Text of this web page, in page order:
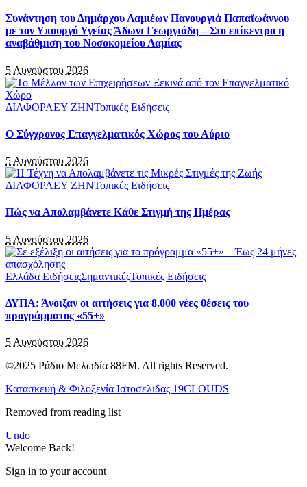
Συνάντηση του Δημάρχου Λαμιέων Πανουργιά Παπαϊωάννου
με τον Υπουργό Υγείας Άδωνι Γεωργιάδη – Στο επίκεντρο η
αναβάθμιση του Νοσοκομείου Λαμίας
5 Αυγούστου 2026
ΔΙΑΦΟΡΑΕΥ ΖΗΝΤοπικές Ειδήσεις
Ο Σύγχρονος Επαγγελματικός Χώρος του Αύριο
5 Αυγούστου 2026
ΔΙΑΦΟΡΑΕΥ ΖΗΝΤοπικές Ειδήσεις
Πώς να Απολαμβάνετε Κάθε Στιγμή της Ημέρας
5 Αυγούστου 2026
Ελλάδα ΕιδήσειςΣημαντικέςΤοπικές Ειδήσεις
ΔΥΠΑ: Άνοιξαν οι αιτήσεις για 8.000 νέες θέσεις του
προγράμματος «55+»
5 Αυγούστου 2026
©2025 Ράδιο Μελωδία 88FM. All rights Reserved.
Κατασκευή & Φιλοξενία Ιστοσελιδας 19CLOUDS
Removed from reading list
Undo
Welcome Back!
Sign in to your account